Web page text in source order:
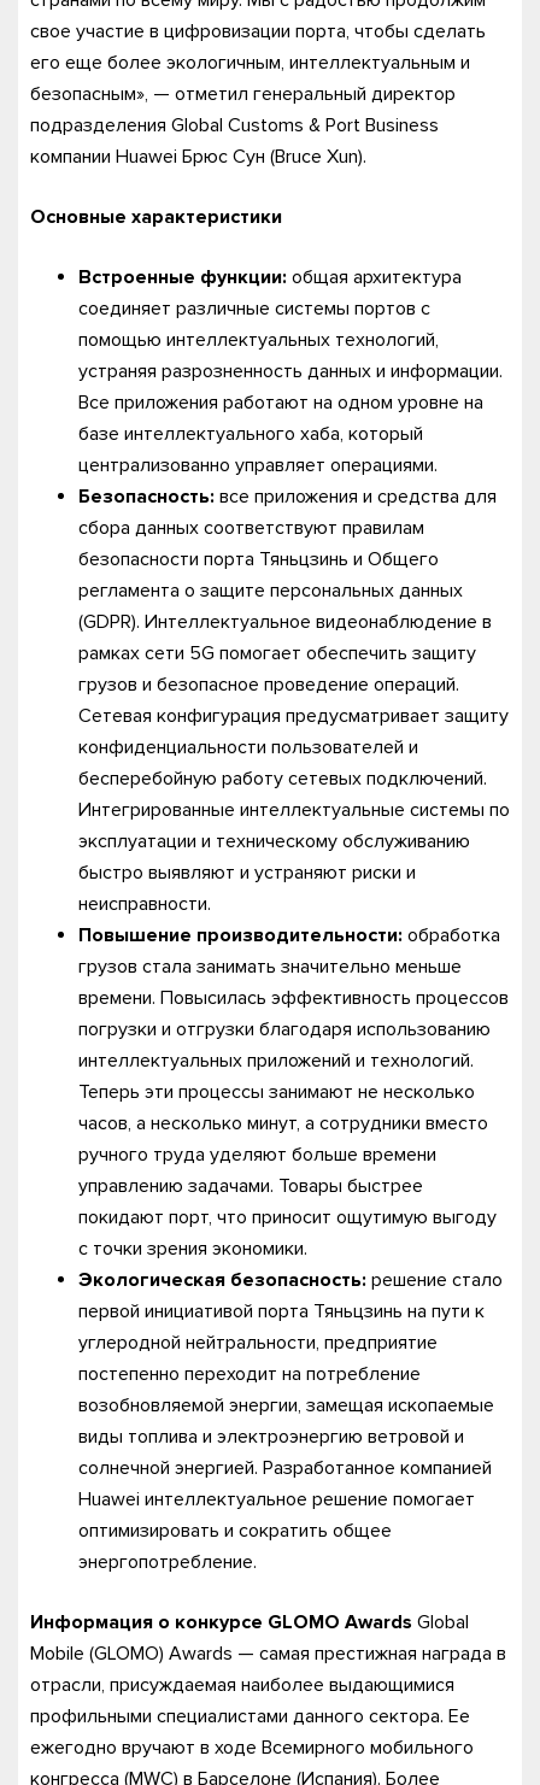
свое участие в цифровизации порта, чтобы сделать
его еще более экологичным, интеллектуальным и
безопасным», — отметил генеральный директор
подразделения Global Customs & Port Business
компании Huawei Брюс Сун (Bruce Xun).
Основные характеристики
Встроенные функции: общая архитектура
соединяет различные системы портов с
помощью интеллектуальных технологий,
устраняя разрозненность данных и информации.
Все приложения работают на одном уровне на
базе интеллектуального хаба, который
централизованно управляет операциями.
Безопасность: все приложения и средства для
сбора данных соответствуют правилам
безопасности порта Тяньцзинь и Общего
регламента о защите персональных данных
(GDPR). Интеллектуальное видеонаблюдение в
рамках сети 5G помогает обеспечить защиту
грузов и безопасное проведение операций.
Сетевая конфигурация предусматривает защиту
конфиденциальности пользователей и
бесперебойную работу сетевых подключений.
Интегрированные интеллектуальные системы по
эксплуатации и техническому обслуживанию
быстро выявляют и устраняют риски и
неисправности.
Повышение производительности: обработка
грузов стала занимать значительно меньше
времени. Повысилась эффективность процессов
погрузки и отгрузки благодаря использованию
интеллектуальных приложений и технологий.
Теперь эти процессы занимают не несколько
часов, а несколько минут, а сотрудники вместо
ручного труда уделяют больше времени
управлению задачами. Товары быстрее
покидают порт, что приносит ощутимую выгоду
с точки зрения экономики.
Экологическая безопасность: решение стало
первой инициативой порта Тяньцзинь на пути к
углеродной нейтральности, предприятие
постепенно переходит на потребление
возобновляемой энергии, замещая ископаемые
виды топлива и электроэнергию ветровой и
солнечной энергией. Разработанное компанией
Huawei интеллектуальное решение помогает
оптимизировать и сократить общее
энергопотребление.
Информация о конкурсе GLOMO Awards Global
Mobile (GLOMO) Awards — самая престижная награда в
отрасли, присуждаемая наиболее выдающимися
профильными специалистами данного сектора. Ее
ежегодно вручают в ходе Всемирного мобильного
конгресса (MWC) в Барселоне (Испания). Более